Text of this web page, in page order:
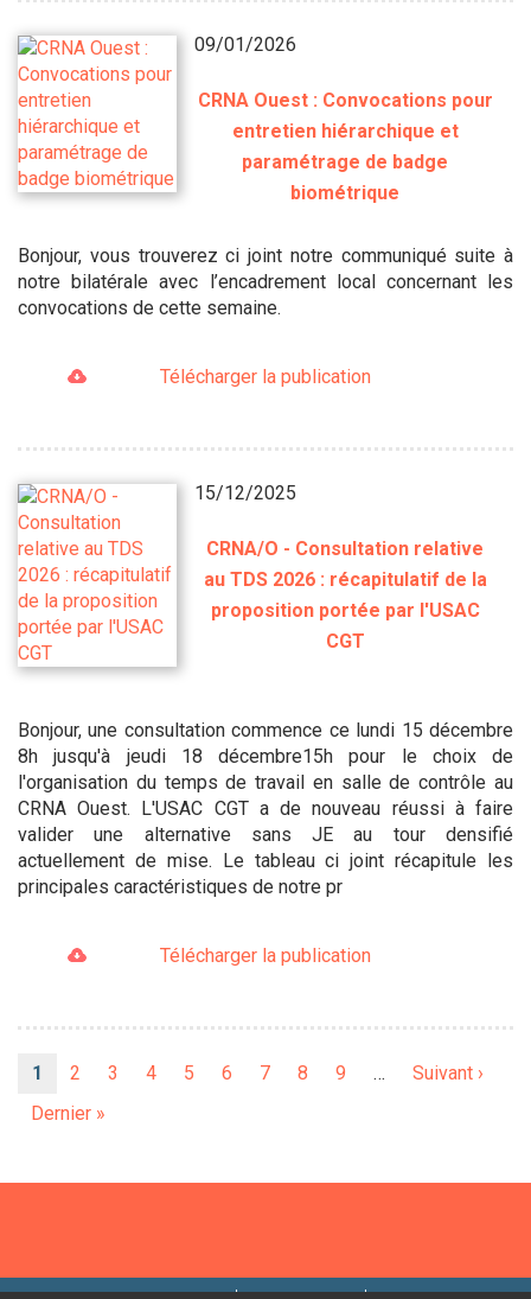
09/01/2026
CRNA Ouest : Convocations pour
entretien hiérarchique et
paramétrage de badge
biométrique
Bonjour, vous trouverez ci joint notre communiqué suite à
notre bilatérale avec l’encadrement local concernant les
convocations de cette semaine.
Télécharger la publication
15/12/2025
CRNA/O - Consultation relative
au TDS 2026 : récapitulatif de la
proposition portée par l'USAC
CGT
Bonjour, une consultation commence ce lundi 15 décembre
8h jusqu'à jeudi 18 décembre15h pour le choix de
l'organisation du temps de travail en salle de contrôle au
CRNA Ouest. L'USAC CGT a de nouveau réussi à faire
valider une alternative sans JE au tour densifié
actuellement de mise. Le tableau ci joint récapitule les
principales caractéristiques de notre pr
Télécharger la publication
Page
1 Page
2 Page
3 Page
4 Page
5 Page
6 Page
7 Page
8 Page
9 …
Page
Suivant ›
Dernière
Dernier »